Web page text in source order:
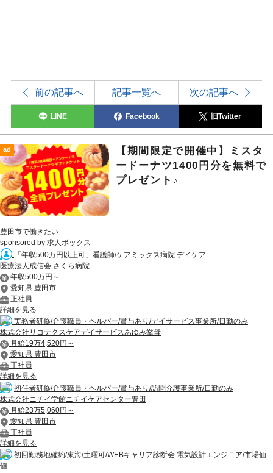
前の記事へ 記事一覧へ 次の記事へ
LINE Facebook 旧Twitter
ad
【期間限定で開催中】ミスタ
ードーナツ1400円分を無料で
プレゼント♪
豊田市で働きたい
sponsored by 求人ボックス
「年収500万円以上可」看護師/ケアミックス病院 デイケア
医療法人成信会 さくら病院
年収500万円～
愛知県 豊田市
正社員
詳細を見る
実務者研修/介護職員・ヘルパー/賞与あり/デイサービス事業所/日勤のみ
株式会社リコテクスケアデイサービスあゆみ挙母
月給19万4,520円～
愛知県 豊田市
正社員
詳細を見る
初任者研修/介護職員・ヘルパー/賞与あり/訪問介護事業所/日勤のみ
株式会社ニチイ学館ニチイケアセンター豊田
月給23万5,060円～
愛知県 豊田市
正社員
詳細を見る
初回勤務地確約/東海/土曜可/WEBキャリア診断会 電気設計エンジニア/市場価
値...